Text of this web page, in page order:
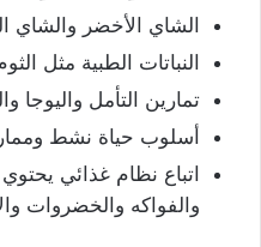
الشاي الأخضر والشاي
النباتات الطبية مثل
تمارين التأمل واليوجا
أسلوب حياة نشط
اتباع نظام غذائي
والفواكه والخضروات